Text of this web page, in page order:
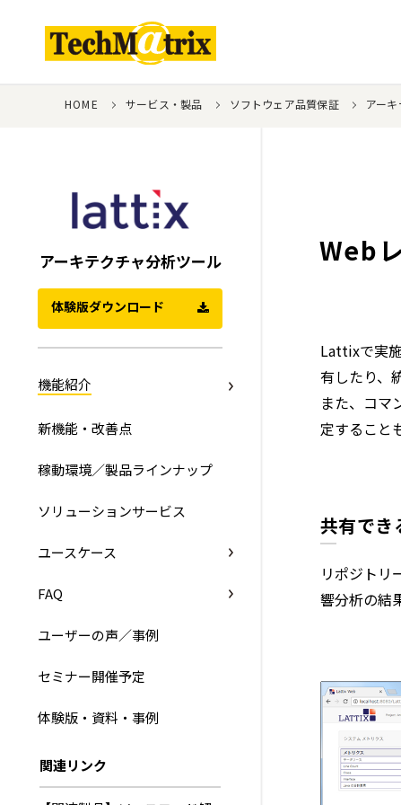
HOME サービス・製品 ソフトウェア品質保証 アー
アーキテクチャ分析ツール
体験版ダウンロード
機能紹介
新機能・改善点
稼動環境／製品ラインナップ
ソリューションサービス
ユースケース
FAQ
ユーザーの声／事例
セミナー開催予定
体験版・資料・事例
関連リンク
Web
Lattixで実
有したり、
また、コマ
定すること
共有でき
リポジトリ
響分析の結